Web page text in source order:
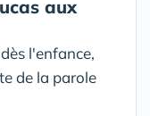
aux
l'enfance,
de la parole